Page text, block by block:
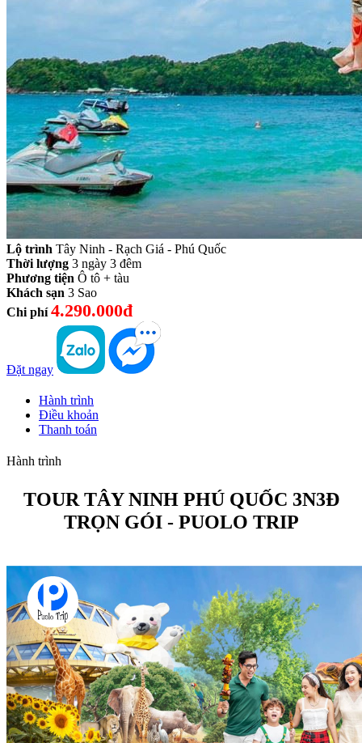
Lộ trình Tây Ninh - Rạch Giá - Phú Quốc
Thời lượng 3 ngày 3 đêm
Phương tiện Ô tô + tàu
Khách sạn 3 Sao
Chi phí 4.290.000đ
Đặt ngay
Hành trình
Điều khoản
Thanh toán
Hành trình
TOUR TÂY NINH PHÚ QUỐC 3N3Đ
TRỌN GÓI - PUOLO TRIP